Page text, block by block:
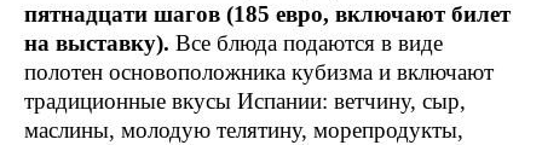
пятнадцати шагов (185 евро, включают билет
на выставку). Все блюда подаются в виде
полотен основоположника кубизма и включают
традиционные вкусы Испании: ветчину, сыр,
маслины, молодую телятину, морепродукты,